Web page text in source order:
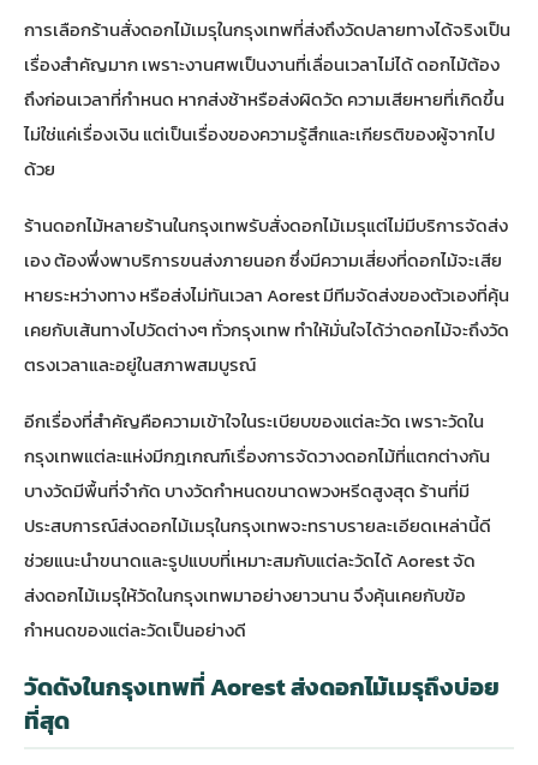
การเลือกร้านสั่งดอกไม้เมรุในกรุงเทพที่ส่งถึงวัดปลายทางได้จริงเป็น
เรื่องสำคัญมาก เพราะงานศพเป็นงานที่เลื่อนเวลาไม่ได้ ดอกไม้ต้อง
ถึงก่อนเวลาที่กำหนด หากส่งช้าหรือส่งผิดวัด ความเสียหายที่เกิดขึ้น
ไม่ใช่แค่เรื่องเงิน แต่เป็นเรื่องของความรู้สึกและเกียรติของผู้จากไป
ด้วย
ร้านดอกไม้หลายร้านในกรุงเทพรับสั่งดอกไม้เมรุแต่ไม่มีบริการจัดส่ง
เอง ต้องพึ่งพาบริการขนส่งภายนอก ซึ่งมีความเสี่ยงที่ดอกไม้จะเสีย
หายระหว่างทาง หรือส่งไม่ทันเวลา Aorest มีทีมจัดส่งของตัวเองที่คุ้น
เคยกับเส้นทางไปวัดต่างๆ ทั่วกรุงเทพ ทำให้มั่นใจได้ว่าดอกไม้จะถึงวัด
ตรงเวลาและอยู่ในสภาพสมบูรณ์
อีกเรื่องที่สำคัญคือความเข้าใจในระเบียบของแต่ละวัด เพราะวัดใน
กรุงเทพแต่ละแห่งมีกฎเกณฑ์เรื่องการจัดวางดอกไม้ที่แตกต่างกัน
บางวัดมีพื้นที่จำกัด บางวัดกำหนดขนาดพวงหรีดสูงสุด ร้านที่มี
ประสบการณ์ส่งดอกไม้เมรุในกรุงเทพจะทราบรายละเอียดเหล่านี้ดี
ช่วยแนะนำขนาดและรูปแบบที่เหมาะสมกับแต่ละวัดได้ Aorest จัด
ส่งดอกไม้เมรุให้วัดในกรุงเทพมาอย่างยาวนาน จึงคุ้นเคยกับข้อ
กำหนดของแต่ละวัดเป็นอย่างดี
วัดดังในกรุงเทพที่ Aorest ส่งดอกไม้เมรุถึงบ่อย
ที่สุด